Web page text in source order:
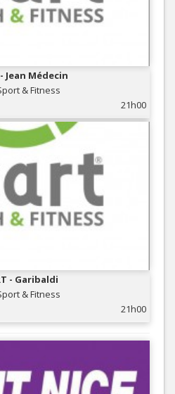
Jean Médecin
& Fitness
21h00
- Garibaldi
& Fitness
21h00